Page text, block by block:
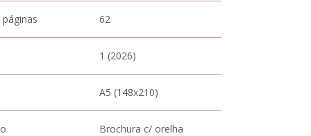
62
1 (2026)
A5 (148x210)
Brochura c/ orelha